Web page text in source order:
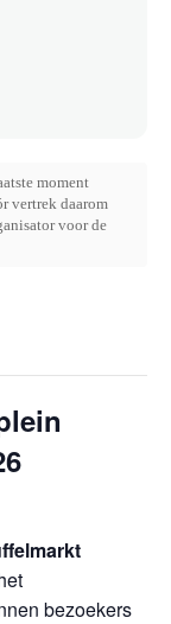
moment
vertrek daarom
voor de
bezoekers